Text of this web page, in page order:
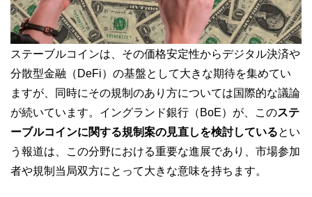
ステーブルコインは、その価格安定性からデジタル決済や
分散型金融（DeFi）の基盤として大きな期待を集めてい
ますが、同時にその規制のあり方については国際的な議論
が続いています。イングランド銀行（BoE）が、このステ
ーブルコインに関する規制案の見直しを検討しているとい
う報道は、この分野における重要な進展であり、市場参加
者や規制当局双方にとって大きな意味を持ちます。